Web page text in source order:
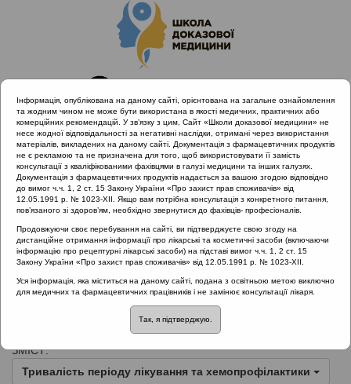
Головна Нормативні документи Грип
Рубрика:
Грип
Назва:
Лікування та профілактика грипу за допомогою
противірусних препаратів: рекомендації для лікарів-
ЗМІСТ:
Тривалість періоду лікування та хемопрофілактики
Інформація, опублікована на даному сайті, орієнтована на загальне ознайомлення
та жодним чином не може бути використана в якості медичних, практичних або
комерційних рекомендацій. У зв’язку з цим, Сайт «Школи доказової медицини» не
несе жодної відповідальності за негативні наслідки, отримані через використання
матеріалів, викладених на даному сайті. Документація з фармацевтичних продуктів
не є рекламою та не призначена для того, щоб використовувати її замість
консультації з кваліфікованими фахівцями в галузі медицини та інших галузях.
Документація з фармацевтичних продуктів надається за вашою згодою відповідно
до вимог ч.ч. 1, 2 ст. 15 Закону України «Про захист прав споживачів» від
12.05.1991 р. № 1023-XII. Якщо вам потрібна консультація з конкретного питання,
пов’язаного зі здоров’ям, необхідно звернутися до фахівців- професіоналів.
Продовжуючи своє перебування на сайті, ви підтверджуєте свою згоду на
дистанційне отримання інформації про лікарські та косметичні засоби (включаючи
інформацію про рецептурні лікарські засоби) на підставі вимог ч.ч. 1, 2 ст. 15
Закону України «Про захист прав споживачів» від 12.05.1991 р. № 1023-XII.
Уся інформація, яка міститься на даному сайті, подана з освітньою метою виключно
для медичних та фармацевтичних працівників і не замінює консультації лікаря.
Так, я підтверджую.